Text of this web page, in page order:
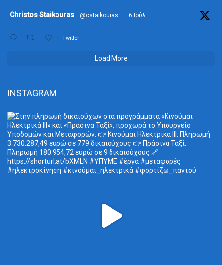
Christos Staikouras @cstaikouras · 6 Ιούλ
Twitter
Load More
INSTAGRAM